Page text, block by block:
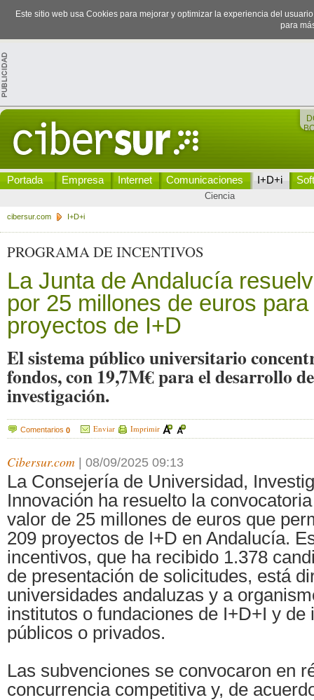
Este sitio web usa Cookies para mejorar y optimizar la experiencia del
para
Portada Empresa Internet Comunicaciones I+D+i
Ciencia
cibersur.com I+D+i
PROGRAMA DE INCENTIVOS
La Junta de Andalucía
por 25 millones de euros
proyectos de I+D
El sistema público universitario
fondos, con 19,7M€ para el desarrollo
investigación.
Comentarios 0 Enviar Imprimir
Cibersur.com 08/09/2025 09:13
La Consejería de Universidad,
Innovación ha resuelto la
valor de 25 millones de euros que
209 proyectos de I+D en Andalucía.
incentivos, que ha recibido 1.378
de presentación de solicitudes, está
universidades andaluzas y a
institutos o fundaciones de I+D+I y de
públicos o privados.
Las subvenciones se convocaron en
concurrencia competitiva y, de